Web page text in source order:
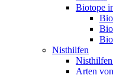
Biotope
Nisthilfen
Arten